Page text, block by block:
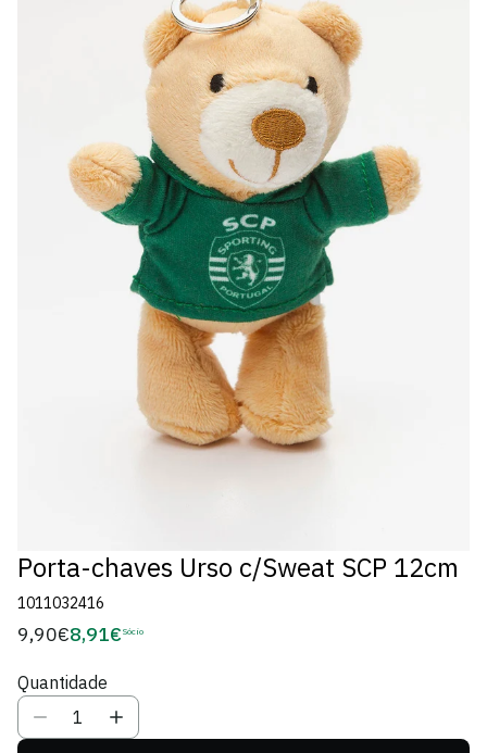
Porta-chaves Urso c/Sweat SCP 12cm
1011032416
Preço
9,90€Preço
Sócio
8,91€ Sócio
Quantidade